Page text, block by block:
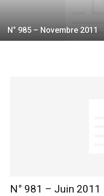
N° 985 – Novembre 2011
N° 981 – Juin 2011